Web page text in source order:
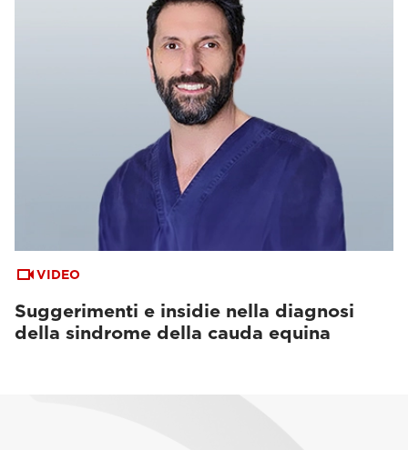
VIDEO
Suggerimenti e insidie nella diagnosi
della sindrome della cauda equina